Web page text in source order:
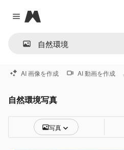
Close menu
Magnific
AI 画像を作成 AI 動画を作成
自然環境写真
写真